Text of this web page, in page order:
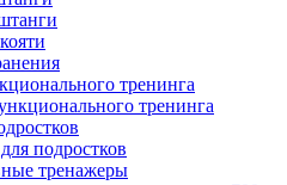
тренинга
тренинга
подростков
тренажеры